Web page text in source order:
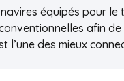
équipés pour
afin
l’une des mieux